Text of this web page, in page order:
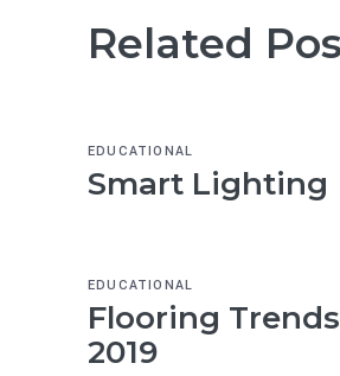
Related
EDUCATIONAL
Smart Lighting
EDUCATIONAL
Flooring
2019